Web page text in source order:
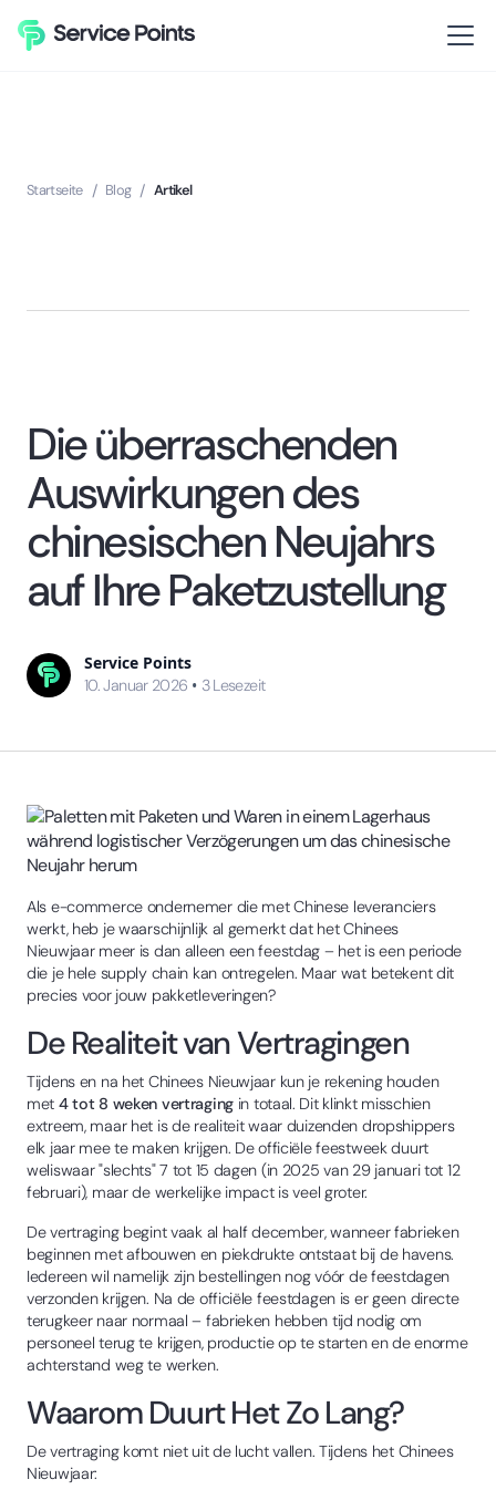
Startseite / Blog / Artikel
Die überraschenden
Auswirkungen des
chinesischen Neujahrs
auf Ihre Paketzustellung
Service Points
10. Januar 2026 • 3 Lesezeit
Als e-commerce ondernemer die met Chinese leveranciers
werkt, heb je waarschijnlijk al gemerkt dat het Chinees
Nieuwjaar meer is dan alleen een feestdag – het is een periode
die je hele supply chain kan ontregelen. Maar wat betekent dit
precies voor jouw pakketleveringen?
De Realiteit van Vertragingen
Tijdens en na het Chinees Nieuwjaar kun je rekening houden
met 4 tot 8 weken vertragingin totaal. Dit klinkt misschien
extreem, maar het is de realiteit waar duizenden dropshippers
elk jaar mee te maken krijgen. De officiële feestweek duurt
weliswaar "slechts" 7 tot 15 dagen (in 2025 van 29 januari tot 12
februari), maar de werkelijke impact is veel groter.
De vertraging begint vaak al half december, wanneer fabrieken
beginnen met afbouwen en piekdrukte ontstaat bij de havens.
Iedereen wil namelijk zijn bestellingen nog vóór de feestdagen
verzonden krijgen. Na de officiële feestdagen is er geen directe
terugkeer naar normaal – fabrieken hebben tijd nodig om
personeel terug te krijgen, productie op te starten en de enorme
achterstand weg te werken.
Waarom Duurt Het Zo Lang?
De vertraging komt niet uit de lucht vallen. Tijdens het Chinees
Nieuwjaar: